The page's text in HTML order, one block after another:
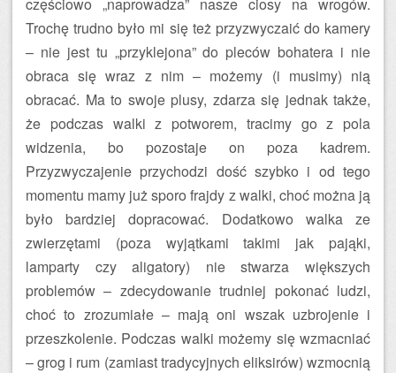
Trochę trudno było mi się też przyzwyczaić do kamery
– nie jest tu „przyklejona” do pleców bohatera i nie
obraca się wraz z nim – możemy (i musimy) nią
obracać. Ma to swoje plusy, zdarza się jednak także,
że podczas walki z potworem, tracimy go z pola
widzenia, bo pozostaje on poza kadrem.
Przyzwyczajenie przychodzi dość szybko i od tego
momentu mamy już sporo frajdy z walki, choć można ją
było bardziej dopracować. Dodatkowo walka ze
zwierzętami (poza wyjątkami takimi jak pająki,
lamparty czy aligatory) nie stwarza większych
problemów – zdecydowanie trudniej pokonać ludzi,
choć to zrozumiałe – mają oni wszak uzbrojenie i
przeszkolenie. Podczas walki możemy się wzmacniać
– grog i rum (zamiast tradycyjnych eliksirów) wzmocnią